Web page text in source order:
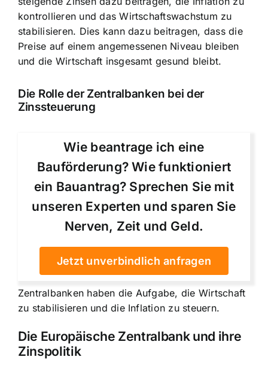
kontrollieren und das Wirtschaftswachstum zu
stabilisieren. Dies kann dazu beitragen, dass die
Preise auf einem angemessenen Niveau bleiben
und die Wirtschaft insgesamt gesund bleibt.
Die Rolle der Zentralbanken bei der
Zinssteuerung
Wie beantrage ich eine
Bauförderung? Wie funktioniert
ein Bauantrag? Sprechen Sie mit
unseren Experten und sparen Sie
Nerven, Zeit und Geld.
Jetzt unverbindlich anfragen
Zentralbanken haben die Aufgabe, die Wirtschaft
zu stabilisieren und die Inflation zu steuern.
Die Europäische Zentralbank und ihre
Zinspolitik